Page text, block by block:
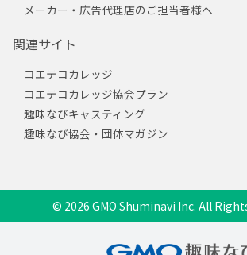
メーカー・広告代理店のご担当者様へ
関連サイト
コエテコカレッジ
コエテコカレッジ協会プラン
趣味なびキャスティング
趣味なび協会・団体マガジン
© 2026 GMO Shuminavi Inc. All